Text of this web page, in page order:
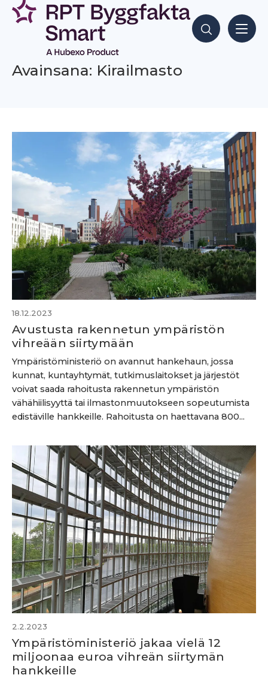
Siirry
sisältöön
Hae sisältöjä
Avainsana: Kirailmasto
18.12.2023
Avustusta rakennetun ympäristön
vihreään siirtymään
Ympäristöministeriö on avannut hankehaun, jossa
kunnat, kuntayhtymät, tutkimuslaitokset ja järjestöt
voivat saada rahoitusta rakennetun ympäristön
vähähiilisyyttä tai ilmastonmuutokseen sopeutumista
edistäville hankkeille. Rahoitusta on haettavana 800...
2.2.2023
Ympäristöministeriö jakaa vielä 12
miljoonaa euroa vihreän siirtymän
hankkeille